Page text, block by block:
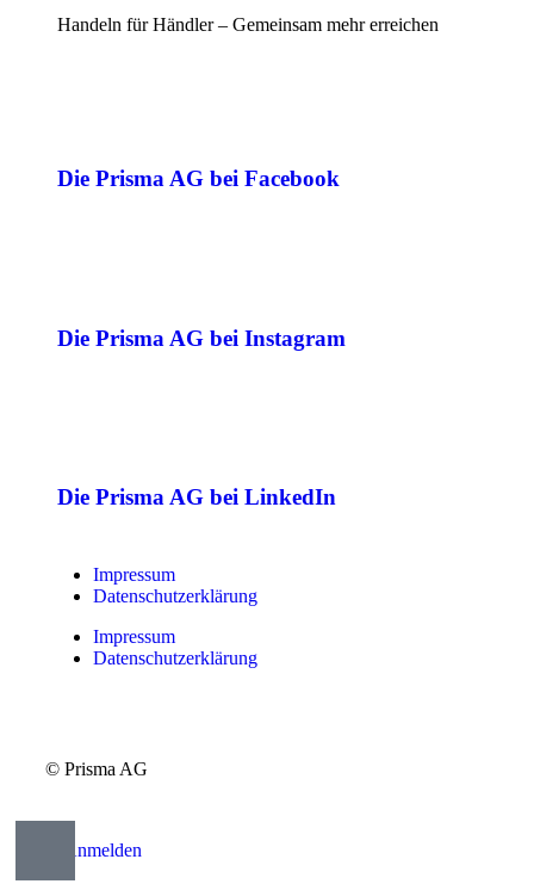
Handeln für Händler – Gemeinsam mehr erreichen
Die Prisma AG bei Facebook
Die Prisma AG bei Instagram
Die Prisma AG bei LinkedIn
Impressum
Datenschutzerklärung
Impressum
Datenschutzerklärung
© Prisma AG
Anmelden